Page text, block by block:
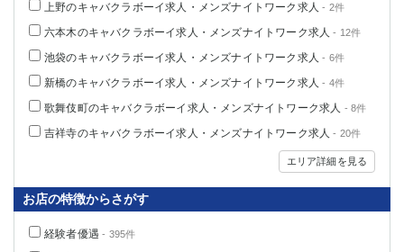
上野のキャバクラボーイ求人・メンズナイトワーク求人 - 2件
六本木のキャバクラボーイ求人・メンズナイトワーク求人 - 12件
池袋のキャバクラボーイ求人・メンズナイトワーク求人 - 6件
新橋のキャバクラボーイ求人・メンズナイトワーク求人 - 4件
歌舞伎町のキャバクラボーイ求人・メンズナイトワーク求人 - 8件
吉祥寺のキャバクラボーイ求人・メンズナイトワーク求人 - 20件
エリア詳細を見る
お店の特徴からさがす
経験者優遇 - 395件
土浦 ひたち野うしく
高崎 館林
該当求人 0件